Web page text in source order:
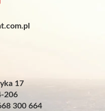
17
206
300 664